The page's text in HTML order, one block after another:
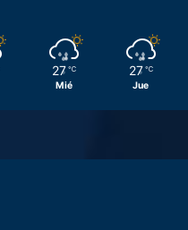
27 ℃
Mié
27 ℃
Jue